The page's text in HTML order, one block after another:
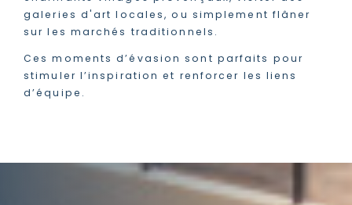
galeries d'art locales, ou simplement flâner
sur les marchés traditionnels.
Ces moments d’évasion sont parfaits pour
stimuler l’inspiration et renforcer les liens
d’équipe.